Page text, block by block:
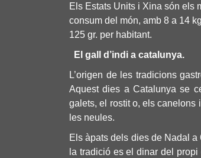
Els Estats Units i Xina són els
consum del món, amb 8 a 14
125 gr. per habitant.
El gall d’indi a catalunya.
L’origen de les tradicions
Aquest dies a Catalunya se
galets, el rostit o, els canelons
les neules.
Els àpats dels dies de Nadal
la tradició es el dinar del